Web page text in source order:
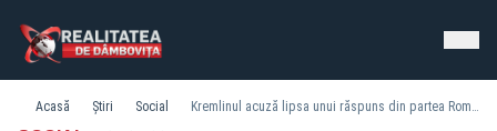
Acasă Știri Social Kremlinul acuză lipsa unui răspuns din partea României în scandalul dronei prăbușite la Galați